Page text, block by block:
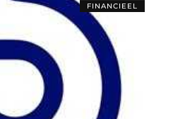
FINANCIEEL